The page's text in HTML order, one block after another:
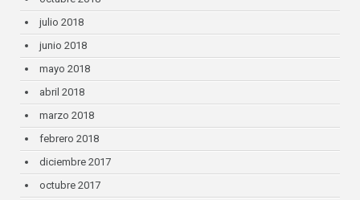
julio 2018
junio 2018
mayo 2018
abril 2018
marzo 2018
febrero 2018
diciembre 2017
octubre 2017